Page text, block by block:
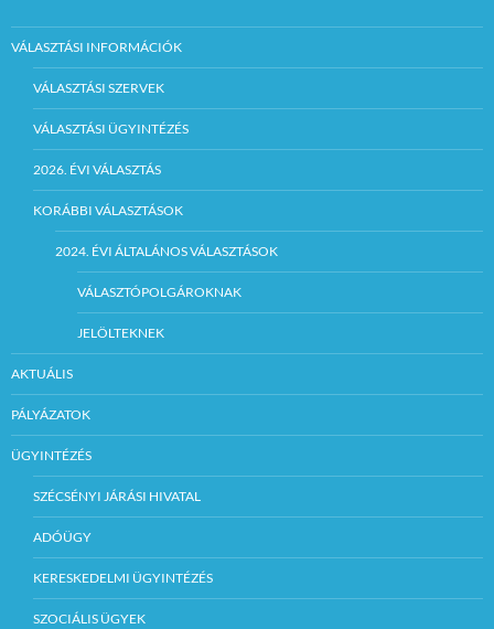
VÁLASZTÁSI INFORMÁCIÓK
VÁLASZTÁSI SZERVEK
VÁLASZTÁSI ÜGYINTÉZÉS
2026. ÉVI VÁLASZTÁS
KORÁBBI VÁLASZTÁSOK
2024. ÉVI ÁLTALÁNOS VÁLASZTÁSOK
VÁLASZTÓPOLGÁROKNAK
JELÖLTEKNEK
AKTUÁLIS
PÁLYÁZATOK
ÜGYINTÉZÉS
SZÉCSÉNYI JÁRÁSI HIVATAL
ADÓÜGY
KERESKEDELMI ÜGYINTÉZÉS
SZOCIÁLIS ÜGYEK